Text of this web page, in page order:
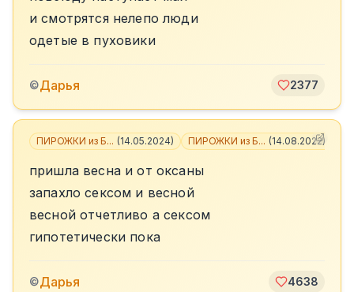
и смотрятся нелепо люди
одетые в пуховики
©Дарья 2377
ПИРОЖКИ из Б... (14.05.2024) ПИРОЖКИ из Б... (14.08.2022)
пришла весна и от оксаны
запахло сексом и весной
весной отчетливо а сексом
гипотетически пока
©Дарья 4638